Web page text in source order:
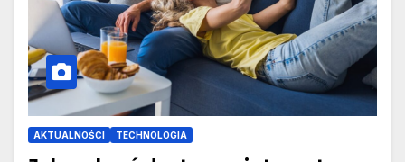
AKTUALNOŚCI TECHNOLOGIA